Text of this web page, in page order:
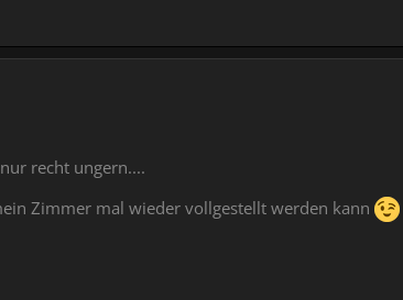
recht ungern....
Zimmer mal wieder vollgestellt werden kann